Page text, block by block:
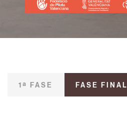
1ª FASE FASE FINAL